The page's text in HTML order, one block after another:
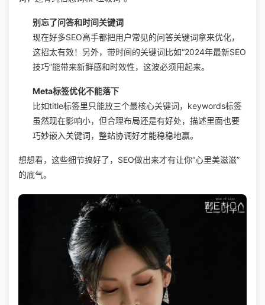
别忘了问答和时间关键词
现在好多SEO高手都把用户常见的问答关键词拿来优化，
这招太有效！另外，带时间的关键词比如“2024年最新SEO
技巧”能带来新鲜感和时效性，这波必须用起来。
Meta标签优化不能落下
比如title标签里只能放三个最核心关键词，keywords标签
虽然现在影响小，但合理布局还是有好处，描述里面也要
巧妙嵌入关键词，整站协调好才能稳稳地赢。
想想看，这些细节搞好了，SEO做出来才有让你“心里美滋滋”
的底气。